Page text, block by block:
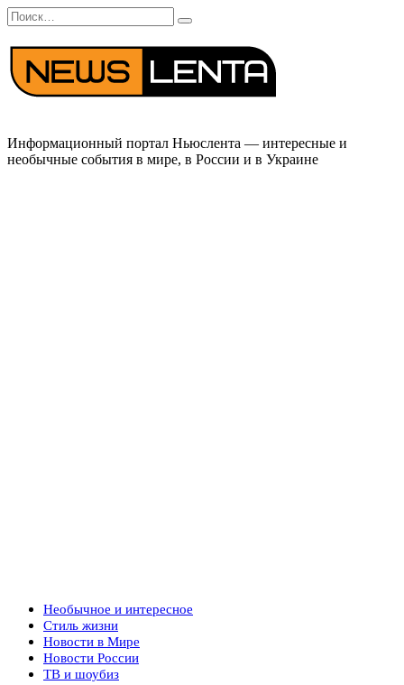
Перейти
к
содержанию
Search
for:
Информационный портал Ньюслента — интересные и
необычные события в мире, в России и в Украине
Необычное и интересное
Стиль жизни
Новости в Мире
Новости России
ТВ и шоубиз